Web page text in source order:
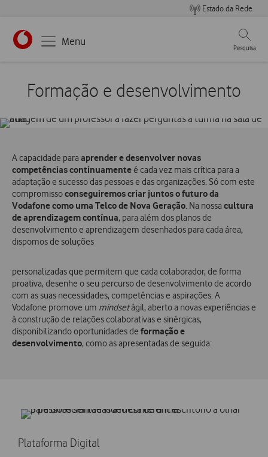
Estado da Rede
Menu
Pesquisa
Formação e desenvolvimento
A capacidade para aprender e desenvolver novas
competências continuamenteé cada vez mais crítica para a
adaptação e sucesso das pessoas e das organizações. Só com este
compromissoconseguiremos criar juntos o futuro da
Vodafone como uma Telco de Nova Geração. Na nossa cultura
de aprendizagem contínua, para além dos planos de
desenvolvimento e aprendizagem desenhados para cada área,
dispomos de soluções
personalizadas que permitem que cada colaborador, de forma
proativa, desenhe o seu percurso de desenvolvimento de acordo
com as suas necessidades, competências e aspirações. A
Vodafone promove um mindsetágil, aberto a novas experiências e
à construção de relações colaborativas e sinérgicas,
disponibilizando oportunidades de formação e
desenvolvimento, como as apresentadas de seguida:
Plataforma Digital